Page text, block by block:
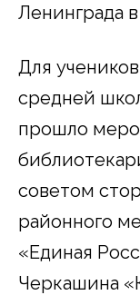
Ленинграда
Для
средней
прошло
советом
районного
«Единая
Черкашина